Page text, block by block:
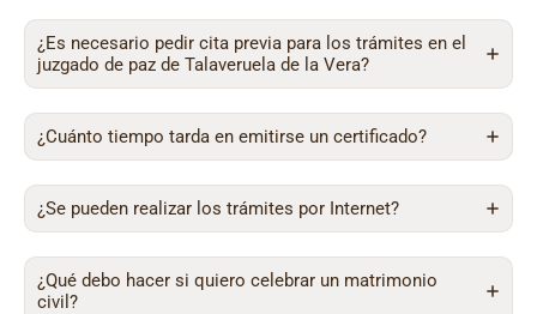
¿Es necesario pedir cita previa para los trámites en el
juzgado de paz de Talaveruela de la Vera?
¿Cuánto tiempo tarda en emitirse un certificado?
¿Se pueden realizar los trámites por Internet?
¿Qué debo hacer si quiero celebrar un matrimonio
civil?